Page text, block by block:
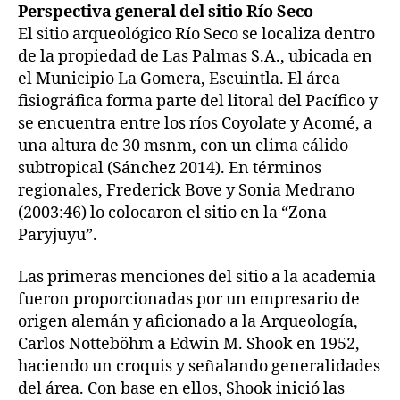
Perspectiva general del sitio Río Seco
El sitio arqueológico Río Seco se localiza dentro
de la propiedad de Las Palmas S.A., ubicada en
el Municipio La Gomera, Escuintla. El área
fisiográfica forma parte del litoral del Pacífico y
se encuentra entre los ríos Coyolate y Acomé, a
una altura de 30 msnm, con un clima cálido
subtropical (Sánchez 2014). En términos
regionales, Frederick Bove y Sonia Medrano
(2003:46) lo colocaron el sitio en la “Zona
Paryjuyu”.
Las primeras menciones del sitio a la academia
fueron proporcionadas por un empresario de
origen alemán y aficionado a la Arqueología,
Carlos Notteböhm a Edwin M. Shook en 1952,
haciendo un croquis y señalando generalidades
del área. Con base en ellos, Shook inició las